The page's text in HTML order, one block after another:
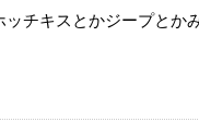
ッチキスとかジープとか